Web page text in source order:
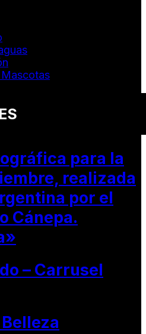
para la
realizada
por el
Cánepa.
– Carrusel